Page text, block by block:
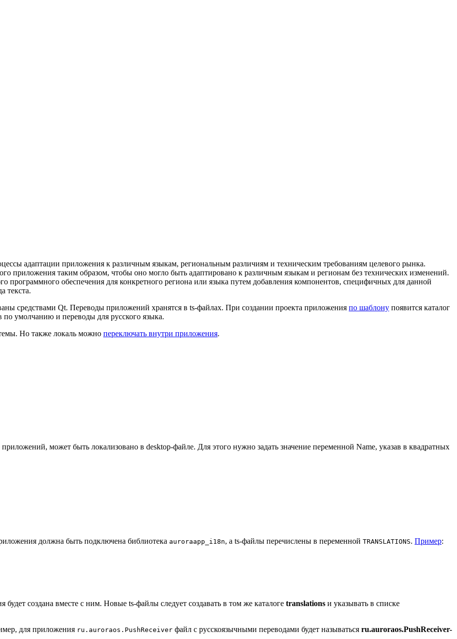
адаптации приложения к различным языкам, региональным различиям и техническим требованиям целевого рынка.
приложения таким образом, чтобы оно могло быть адаптировано к различным языкам и регионам без технических изменений.
программного обеспечения для конкретного региона или языка путем добавления компонентов, специфичных для данной
текста.
средствами Qt. Переводы приложений хранятся в ts-файлах. При создании проекта приложения по шаблону появится каталог
умолчанию и переводы для русского языка.
Но также локаль можно переключать внутри приложения.
может быть локализовано в desktop-файле. Для этого нужно задать значение переменной Name, указав в квадратных
должна быть подключена библиотека auroraapp_i18n, а ts-файлы перечислены в переменной TRANSLATIONS. Пример:
создана вместе с ним. Новые ts-файлы следует создавать в том же каталоге translations и указывать в списке
для приложения ru.auroraos.PushReceiver файл с русскоязычными переводами будет называться ru.auroraos.PushReceiver-